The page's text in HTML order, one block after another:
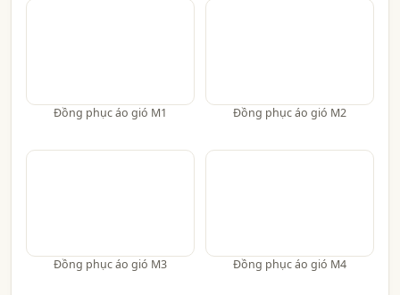
Đồng phục áo gió M1 Đồng phục áo gió M2
Đồng phục áo gió M3 Đồng phục áo gió M4